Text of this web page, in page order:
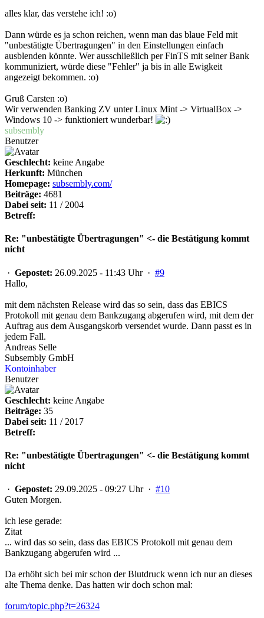
alles klar, das verstehe ich! :o)
Dann würde es ja schon reichen, wenn man das blaue Feld mit
"unbestätigte Übertragungen" in den Einstellungen einfach
ausblenden könnte. Wer ausschließlich per FinTS mit seiner Bank
kommuniziert, würde diese "Fehler" ja bis in alle Ewigkeit
angezeigt bekommen. :o)
Gruß Carsten :o)
Wir verwenden Banking ZV unter Linux Mint -> VirtualBox ->
Windows 10 -> funktioniert wunderbar!
subsembly
Benutzer
Geschlecht: keine Angabe
Herkunft: München
Homepage: subsembly.com/
Beiträge: 4681
Dabei seit: 11 / 2004
Betreff:
Re: "unbestätigte Übertragungen" <- die Bestätigung kommt
nicht
· Gepostet: 26.09.2025 - 11:43 Uhr · #9
Hallo,
mit dem nächsten Release wird das so sein, dass das EBICS
Protokoll mit genau dem Bankzugang abgerufen wird, mit dem der
Auftrag aus dem Ausgangskorb versendet wurde. Dann passt es in
jedem Fall.
Andreas Selle
Subsembly GmbH
Kontoinhaber
Benutzer
Geschlecht: keine Angabe
Beiträge: 35
Dabei seit: 11 / 2017
Betreff:
Re: "unbestätigte Übertragungen" <- die Bestätigung kommt
nicht
· Gepostet: 29.09.2025 - 09:27 Uhr · #10
Guten Morgen.
ich lese gerade:
Zitat
... wird das so sein, dass das EBICS Protokoll mit genau dem
Bankzugang abgerufen wird ...
Da erhöht sich bei mir schon der Blutdruck wenn ich nur an dieses
alte Thema denke. Das hatten wir doch schon mal:
forum/topic.php?t=26324